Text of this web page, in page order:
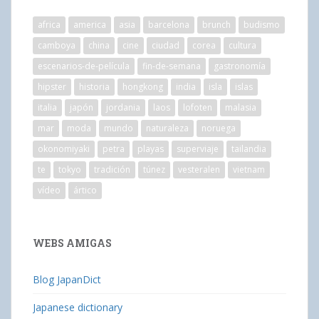
africa america asia barcelona brunch
budismo
camboya
china cine ciudad corea
cultura
escenarios-de-película
fin-de-semana
gastronomía
hipster
historia hongkong india isla
islas
italia
japón jordania laos lofoten
malasia
mar
moda mundo naturaleza
noruega
okonomiyaki
petra playas superviaje
tailandia
te
tokyo tradición túnez vesteralen
vietnam
vídeo
ártico
WEBS AMIGAS
Blog JapanDict
Japanese dictionary